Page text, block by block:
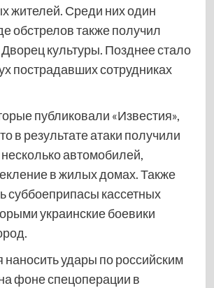
жителей. Среди них один
обстрелов также получил
культуры. Позднее стало
пострадавших сотрудниках
публиковали «Известия»,
в результате атаки получили
автомобилей,
в жилых домах. Также
суббоеприпасы кассетных
украинские боевики
удары по российским
фоне спецоперации в